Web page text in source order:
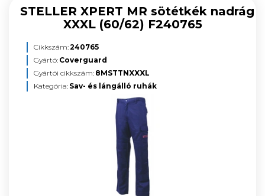
STELLER XPERT MR sötétkék nadrág
XXXL (60/62) F240765
Cikkszám:240765
Gyártó: Coverguard
Gyártói cikkszám: 8MSTTNXXXL
Kategória: Sav- és lángálló ruhák